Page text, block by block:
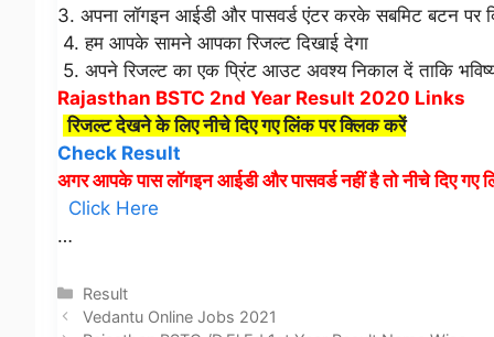
3. अपना लॉगइन आईडी और पासवर्ड एंटर करके सबमिट बटन पर
4. हम आपके सामने आपका रिजल्ट दिखाई देगा
5. अपने रिजल्ट का एक प्रिंट आउट अवश्य निकाल दें ताकि
Rajasthan BSTC 2nd Year Result 2020 Links
रिजल्ट देखने के लिए नीचे दिए गए लिंक पर क्लिक करें
Check Result
अगर आपके पास लॉगइन आईडी और पासवर्ड नहीं है तो नीचे दिए गए
Click Here
…
Categories
Result
Vedantu Online Jobs 2021